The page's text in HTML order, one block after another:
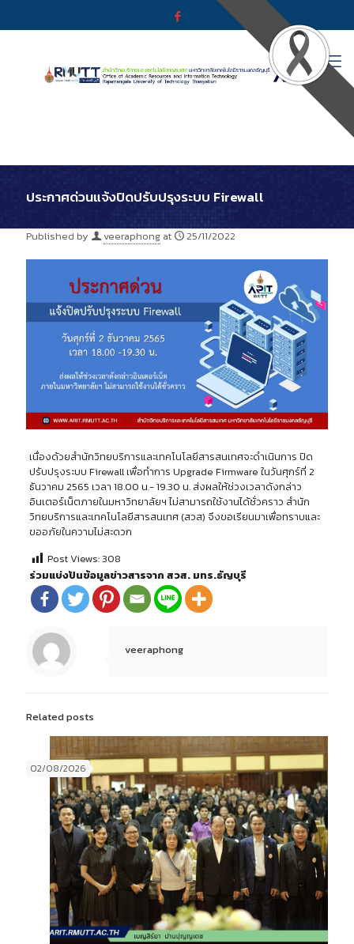
ประกาศด่วนแจ้งปิดปรับปรุงระบบ Firewall
Published by veeraphong at 25/11/2022
เนื่องด้วยสำนักวิทยบริการและเทคโนโลยีสารสนเทศจะดำเนินการ ปิด
ปรับปรุงระบบ Firewall เพื่อทำการ Upgrade Firmware ในวันศุกร์ที่ 2
ธันวาคม 2565 เวลา 18.00 น.- 19.30 น. ส่งผลให้ช่วงเวลาดังกล่าว
อินเตอร์เน็ตภายในมหาวิทยาลัยฯ ไม่สามารถใช้งานได้ชั่วคราว สำนัก
วิทยบริการและเทคโนโลยีสารสนเทศ (สวส) จึงขอเรียนมาเพื่อทราบและ
ขออภัยในความไม่สะดวก
Post Views:308
ร่วมแบ่งปันข้อมูลข่าวสารจาก สวส. มทร.ธัญบุรี
veeraphong
Related posts
02/08/2026